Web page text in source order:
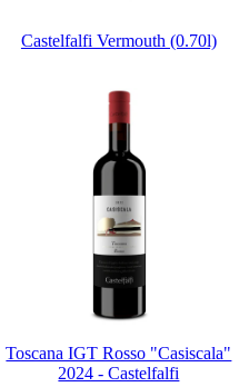
Castelfalfi Vermouth (0.70l)
Toscana IGT Rosso "Casiscala"
2024 - Castelfalfi